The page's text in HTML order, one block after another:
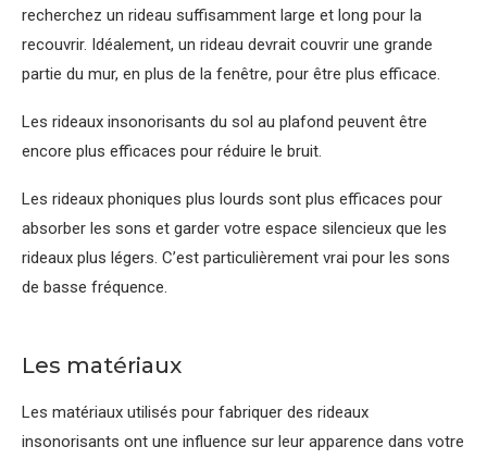
recherchez un rideau suffisamment large et long pour la
recouvrir. Idéalement, un rideau devrait couvrir une grande
partie du mur, en plus de la fenêtre, pour être plus efficace.
Les rideaux insonorisants du sol au plafond peuvent être
encore plus efficaces pour réduire le bruit.
Les rideaux phoniques plus lourds sont plus efficaces pour
absorber les sons et garder votre espace silencieux que les
rideaux plus légers. C’est particulièrement vrai pour les sons
de basse fréquence.
Les matériaux
Les matériaux utilisés pour fabriquer des rideaux
insonorisants ont une influence sur leur apparence dans votre